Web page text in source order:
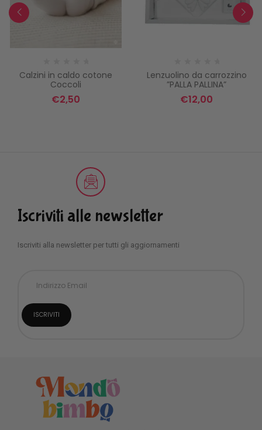
Calzini in caldo cotone
Coccoli
€2,50
Lenzuolino da carrozzino
”PALLA PALLINA”
€12,00
Iscriviti alle newsletter
Iscriviti alla newsletter per tutti gli aggiornamenti